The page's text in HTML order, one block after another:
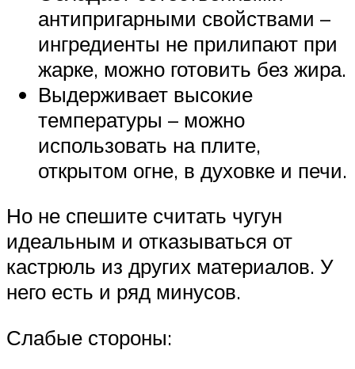
антипригарными свойствами –
ингредиенты не прилипают при
жарке, можно готовить без жира.
Выдерживает высокие
температуры – можно
использовать на плите,
открытом огне, в духовке и печи.
Но не спешите считать чугун
идеальным и отказываться от
кастрюль из других материалов. У
него есть и ряд минусов.
Слабые стороны: